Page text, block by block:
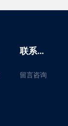
联系我
留言咨询